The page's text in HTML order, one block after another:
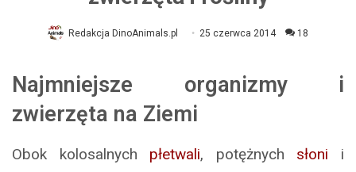
Redakcja DinoAnimals.pl 25 czerwca 2014 18
Najmniejsze organizmy i
zwierzęta na Ziemi
Obok kolosalnych płetwali, potężnych słoni i